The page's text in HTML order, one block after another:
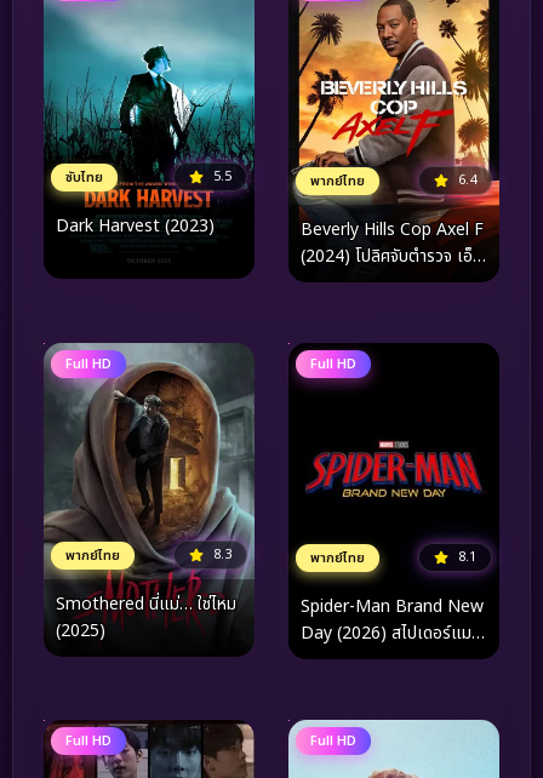
ซับไทย 5.5
Dark Harvest (2023)
พากย์ไทย 6.4
Beverly Hills Cop Axel F
(2024) โปลิศจับตำรวจ เอ็ก
เซล เอฟ
Full HD
พากย์ไทย 8.3
Smothered นี่แม่… ใช่ไหม
(2025)
Full HD
พากย์ไทย 8.1
Spider-Man Brand New
Day (2026) สไปเดอร์แมน
แบรนด์ นิว เดย์
Full HD Full HD